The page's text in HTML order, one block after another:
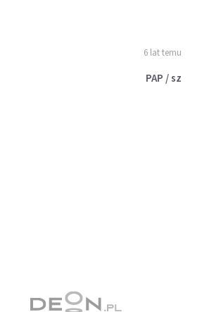
6 lat temu
PAP / sz